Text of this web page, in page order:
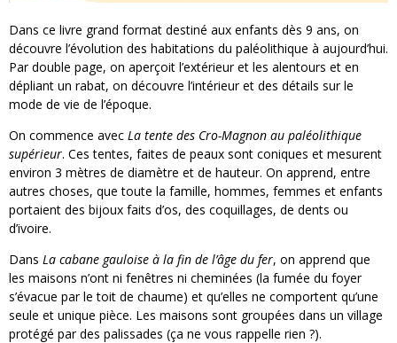
Dans ce livre grand format destiné aux enfants dès 9 ans, on
découvre l’évolution des habitations du paléolithique à aujourd’hui.
Par double page, on aperçoit l’extérieur et les alentours et en
dépliant un rabat, on découvre l’intérieur et des détails sur le
mode de vie de l’époque.
On commence avec La tente des Cro-Magnon au paléolithique
supérieur. Ces tentes, faites de peaux sont coniques et mesurent
environ 3 mètres de diamètre et de hauteur. On apprend, entre
autres choses, que toute la famille, hommes, femmes et enfants
portaient des bijoux faits d’os, des coquillages, de dents ou
d’ivoire.
Dans La cabane gauloise à la fin de l’âge du fer, on apprend que
les maisons n’ont ni fenêtres ni cheminées (la fumée du foyer
s’évacue par le toit de chaume) et qu’elles ne comportent qu’une
seule et unique pièce. Les maisons sont groupées dans un village
protégé par des palissades (ça ne vous rappelle rien ?).